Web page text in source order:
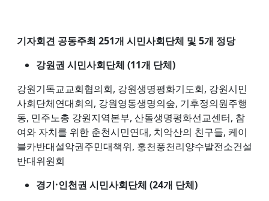
기자회견 공동주최 251개 시민사회단체 및 5개 정당
강원권 시민사회단체 (11개 단체)
강원기독교교회협의회, 강원생명평화기도회, 강원시민
사회단체연대회의, 강원영동생명의숲, 기후정의원주행
동, 민주노총 강원지역본부, 산돌생명평화선교센터, 참
여와 자치를 위한 춘천시민연대, 치악산의 친구들, 케이
블카반대설악권주민대책위, 홍천풍천리양수발전소건설
반대위원회
경기·인천권 시민사회단체 (24개 단체)